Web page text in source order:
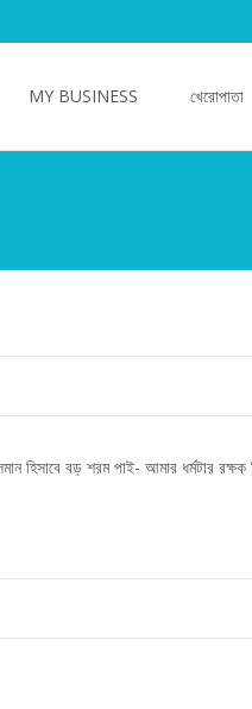
MY BUSINESS খেরোপাতা
হিসাবে বড় শরম পাই- আমার ধর্মটার রক্ষক